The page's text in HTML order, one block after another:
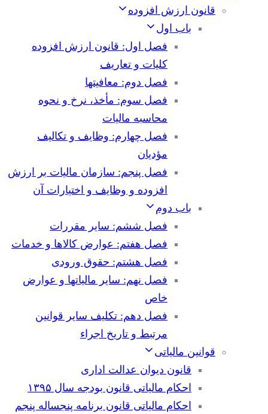
قانون ارزش افزوده
باب اول
فصل اول: قانون ارزش افزوده
کلیات و تعاریف
فصل دوم: معافیتها
فصل سوم: مأخذ، نرخ و نحوه
محاسبه مالیات
فصل چهارم: وظایف و تکالیف
مؤدیان
فصل پنجم: سازمان مالیات بر ارزش
افزوده و وظایف و اختیارات آن
باب دوم
فصل ششم: سایر مقررات
فصل هفتم: عوارض کالاها و خدمات
فصل هشتم: حقوق ورودی
فصل نهم: سایر مالیاتها و عوارض
خاص
فصل دهم: تکلیف سایر قوانین
مرتبط و تاریخ اجراء
قوانین مالیاتی
قانون دیوان عدالت اداری
احکام مالیاتی قانون بودجه سال ۱۳۹۵
احکام مالیاتی قانون برنامه پنجساله پنجم